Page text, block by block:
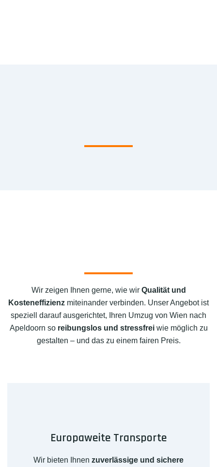
Wir zeigen Ihnen gerne, wie wir Qualität und
Kosteneffizienz miteinander verbinden. Unser Angebot ist
speziell darauf ausgerichtet, Ihren Umzug von Wien nach
Apeldoorn so reibungslos und stressfreiwie möglich zu
gestalten – und das zu einem fairen Preis.
Europaweite Transporte
Wir bieten Ihnen zuverlässige und sichere